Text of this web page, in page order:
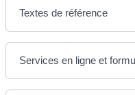
Textes de référence
Services en ligne et